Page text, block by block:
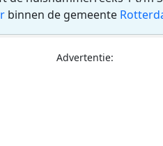
binnen de gemeente
Advertentie: